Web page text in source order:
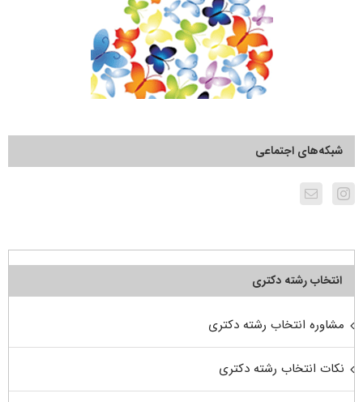
شبکه‌های اجتماعی
انتخاب رشته دکتری
مشاوره انتخاب رشته دکتری
نکات انتخاب رشته دکتری